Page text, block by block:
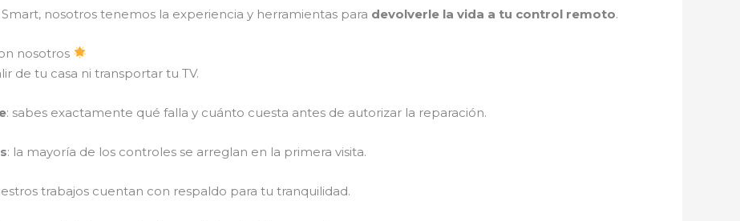
nosotros tenemos la experiencia y herramientas para devolverle la vida a tu control remoto.
nosotros
de tu casa ni transportar tu TV.
: sabes exactamente qué falla y cuánto cuesta antes de autorizar la reparación.
: la mayoría de los controles se arreglan en la primera visita.
trabajos cuentan con respaldo para tu tranquilidad.